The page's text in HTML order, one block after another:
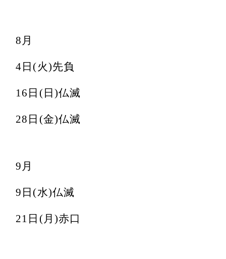
8月
4日(火)先負
16日(日)仏滅
28日(金)仏滅
9月
9日(水)仏滅
21日(月)赤口